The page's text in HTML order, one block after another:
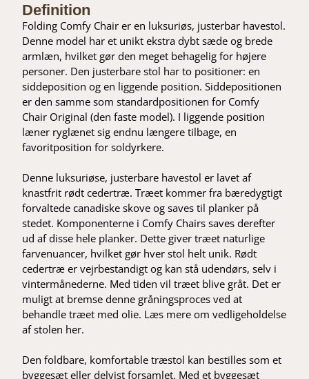
Definition
Folding Comfy Chair er en luksuriøs, justerbar havestol.
Denne model har et unikt ekstra dybt sæde og brede
armlæn, hvilket gør den meget behagelig for højere
personer. Den justerbare stol har to positioner: en
siddeposition og en liggende position. Siddepositionen
er den samme som standardpositionen for Comfy
Chair Original (den faste model). I liggende position
læner ryglænet sig endnu længere tilbage, en
favoritposition for soldyrkere.
Denne luksuriøse, justerbare havestol er lavet af
knastfrit rødt cedertræ. Træet kommer fra bæredygtigt
forvaltede canadiske skove og saves til planker på
stedet. Komponenterne i Comfy Chairs saves derefter
ud af disse hele planker. Dette giver træet naturlige
farvenuancer, hvilket gør hver stol helt unik. Rødt
cedertræ er vejrbestandigt og kan stå udendørs, selv i
vintermånederne. Med tiden vil træet blive gråt. Det er
muligt at bremse denne gråningsproces ved at
behandle træet med olie. Læs mere om vedligeholdelse
af stolen her.
Den foldbare, komfortable træstol kan bestilles som et
byggesæt eller delvist forsamlet. Med et byggesæt